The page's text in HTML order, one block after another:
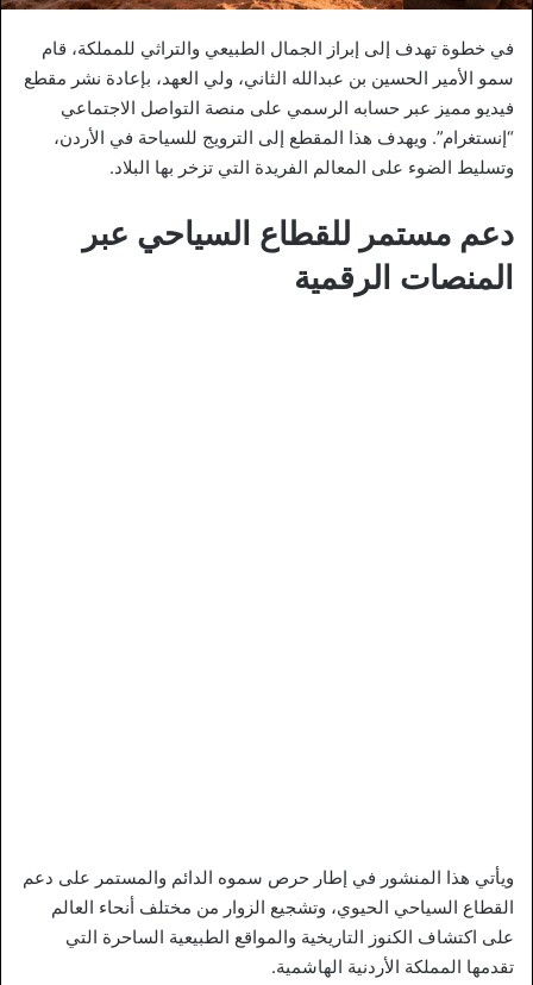
في خطوة تهدف إلى إبراز الجمال الطبيعي والتراثي للمملكة، قام
سمو الأمير الحسين بن عبدالله الثاني، ولي العهد، بإعادة نشر مقطع
فيديو مميز عبر حسابه الرسمي على منصة التواصل الاجتماعي
“إنستغرام”. ويهدف هذا المقطع إلى الترويج للسياحة في الأردن،
وتسليط الضوء على المعالم الفريدة التي تزخر بها البلاد.
دعم مستمر للقطاع السياحي عبر
المنصات الرقمية
ويأتي هذا المنشور في إطار حرص سموه الدائم والمستمر على دعم
القطاع السياحي الحيوي، وتشجيع الزوار من مختلف أنحاء العالم
على اكتشاف الكنوز التاريخية والمواقع الطبيعية الساحرة التي
تقدمها المملكة الأردنية الهاشمية.